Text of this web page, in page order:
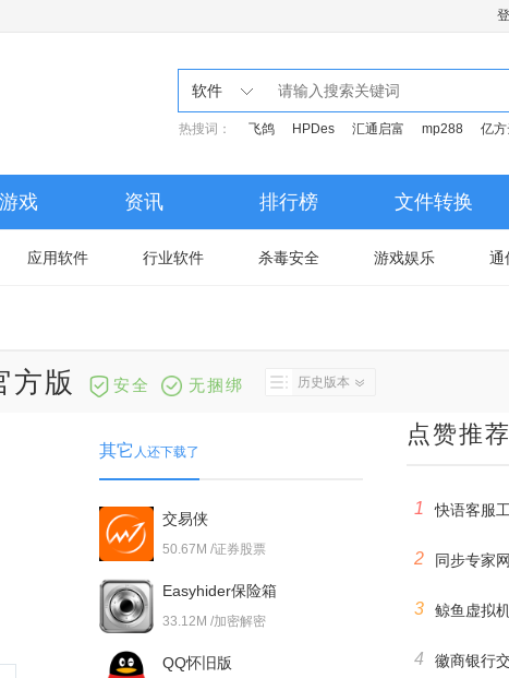
软件
热搜词： 飞鸽 HPDes 汇通启富 mp288 亿方
戏 资讯 排行榜 文件转换
应用软件 行业软件 杀毒安全 游戏娱乐 通
方版 安全 无捆绑 历史版本
其它 人还下载了
交易侠
50.67M /证券股票
Easyhider保险箱
33.12M /加密解密
QQ怀旧版
点赞推荐
1 快语客服
2 同步专家
3 鲸鱼虚拟
4 徽商银行